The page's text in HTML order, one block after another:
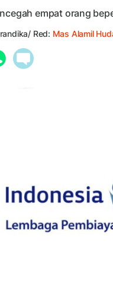
empat orang
Red: Mas Alamil